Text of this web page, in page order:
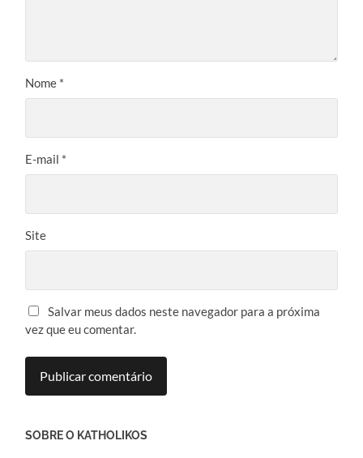
Nome *
E-mail *
Site
Salvar meus dados neste navegador para a próxima
vez que eu comentar.
SOBRE O KATHOLIKOS